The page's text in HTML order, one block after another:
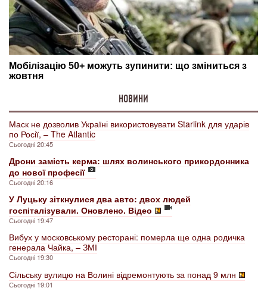
НОВИНИ
Маск не дозволив Україні використовувати Starlink для ударів
по Росії, – The Atlantic
Сьогодні 20:45
Дрони замість керма: шлях волинського прикордонника
до нової професії
Сьогодні 20:16
У Луцьку зіткнулися два авто: двох людей
госпіталізували. Оновлено. Відео
Сьогодні 19:47
Вибух у московському ресторані: померла ще одна родичка
генерала Чайка, – ЗМІ
Сьогодні 19:30
Сільську вулицю на Волині відремонтують за понад 9 млн
Сьогодні 19:01